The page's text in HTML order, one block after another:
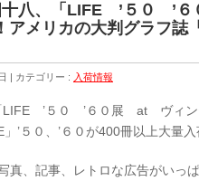
十八、「LIFE ’５０ ’
メリカの大判グラフ誌
カテゴリー : 入荷情報
LIFE ’５０ ’６０展 at ヴィン
’５０、’６０が400冊以上大量入
、記事、レトロな広告がいっぱ